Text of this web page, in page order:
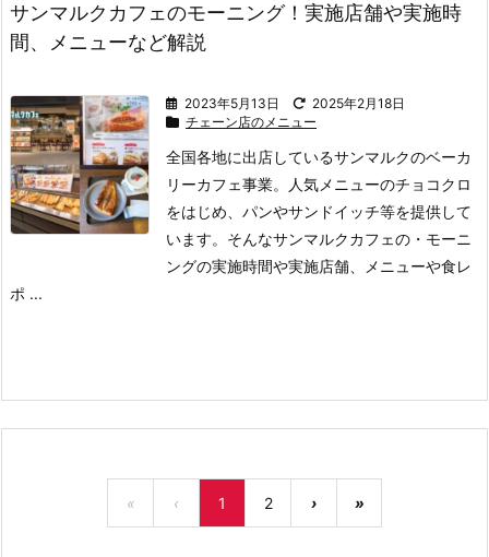
サンマルクカフェのモーニング！実施店舗や実施時
間、メニューなど解説
2023年5月13日
2025年2月18日
チェーン店のメニュー
全国各地に出店しているサンマルクのベーカ
リーカフェ事業。
人気メニューのチョコクロ
をはじめ、パンやサンドイッチ等を提供して
います。 そんなサンマルクカフェの ・モーニ
ングの実施時間や実施店舗、メニューや食レ
ポ ...
« ‹ 1 2 › »